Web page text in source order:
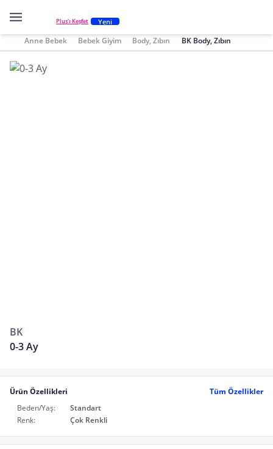
Plus'ı Keşfet Yeni
Anne Bebek Bebek Giyim Body, Zıbın BK Body, Zıbın
BK
0-3 Ay
Ürün Özellikleri
Tüm Özellikler
Beden/Yaş:
Standart
Renk:
Çok Renkli